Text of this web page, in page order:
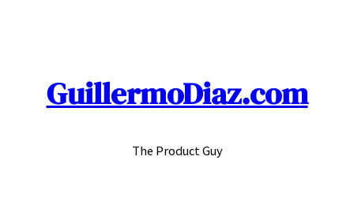
GuillermoDiaz.com
The Product Guy